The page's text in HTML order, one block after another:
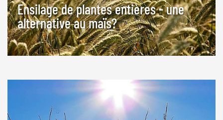
Ensilage de plantes entières - une
alternative au maïs?